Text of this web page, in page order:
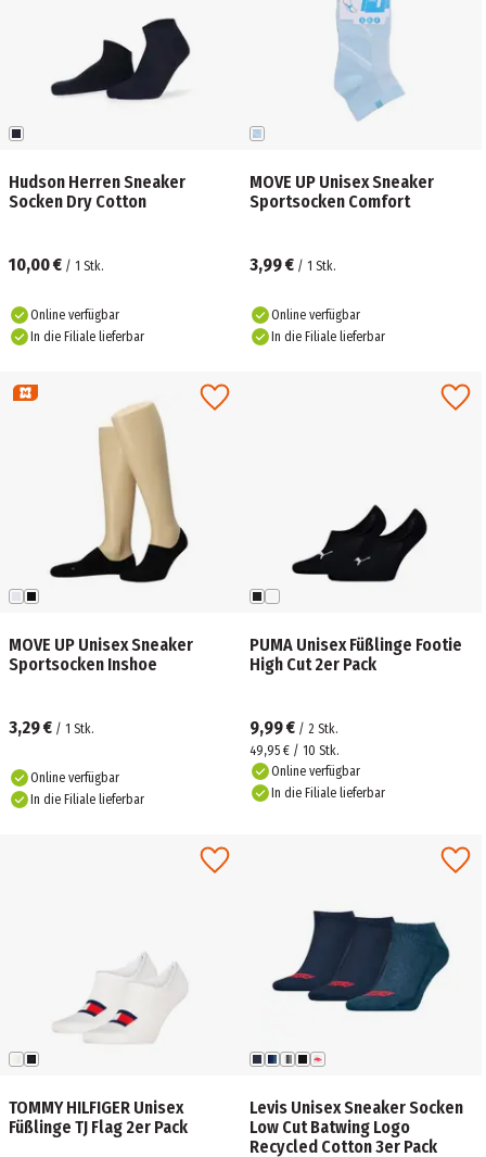
Hudson Herren Sneaker
Socken Dry Cotton
10,00 € / 1 Stk.
Online verfügbar
In die Filiale lieferbar
MOVE UP Unisex Sneaker
Sportsocken Comfort
3,99 € / 1 Stk.
Online verfügbar
In die Filiale lieferbar
MOVE UP Unisex Sneaker
Sportsocken Inshoe
3,29 € / 1 Stk.
Online verfügbar
In die Filiale lieferbar
PUMA Unisex Füßlinge Footie
High Cut 2er Pack
9,99 € / 2 Stk.
49,95 € / 10 Stk.
Online verfügbar
In die Filiale lieferbar
TOMMY HILFIGER Unisex
Füßlinge TJ Flag 2er Pack
Levis Unisex Sneaker Socken
Low Cut Batwing Logo
Recycled Cotton 3er Pack